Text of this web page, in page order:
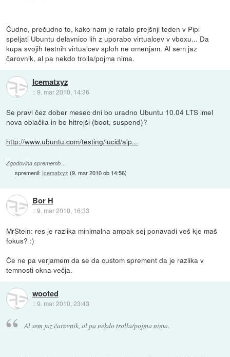
Čudno, prečudno to, kako nam je ratalo prejšnji teden v Pipi
speljati Ubuntu delavnico lih z uporabo virtualcev v vboxu... Da
kupa svojih testnih virtualcev sploh ne omenjam. Al sem jaz
čarovnik, al pa nekdo trolla/pojma nima.
Icematxyz
::9. mar 2010, 14:36
Se pravi čez dober mesec dni bo uradno Ubuntu 10.04 LTS imel
nova oblačila in bo hitrejši (boot, suspend)?
http://www.ubuntu.com/testing/lucid/alp...
Zgodovina sprememb…
spremenil: Icematxyz (9. mar 2010 ob 14:56)
Bor H
::9. mar 2010, 16:33
MrStein: res je razlika minimalna ampak sej ponavadi veš kje maš
fokus? :)
Če ne pa verjamem da se da custom sprement da je razlika v
temnosti okna večja.
wooted
::9. mar 2010, 23:43
Al sem jaz čarovnik, al pa nekdo trolla/pojma nima.